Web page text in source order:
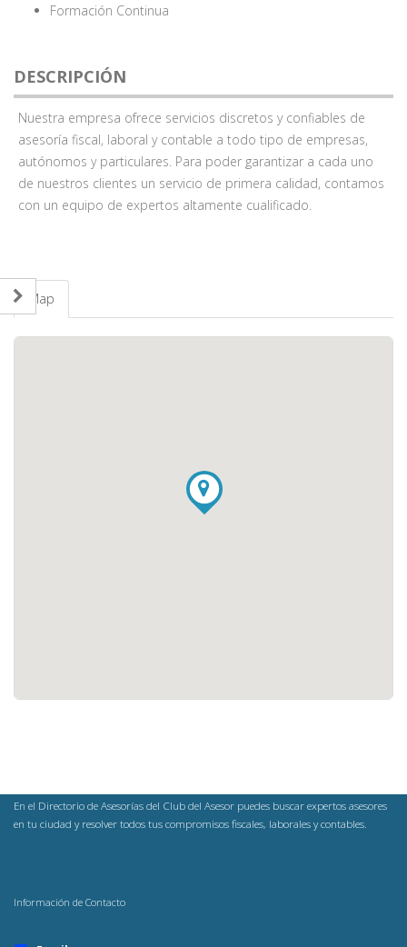
Formación Continua
DESCRIPCIÓN
Nuestra empresa ofrece servicios discretos y confiables de
asesoría fiscal, laboral y contable a todo tipo de empresas,
autónomos y particulares. Para poder garantizar a cada uno
de nuestros clientes un servicio de primera calidad, contamos
con un equipo de expertos altamente cualificado.
Map
En el Directorio de Asesorías del Club del Asesor puedes buscar expertos asesores
en tu ciudad y resolver todos tus compromisos fiscales, laborales y contables.
Información de Contacto